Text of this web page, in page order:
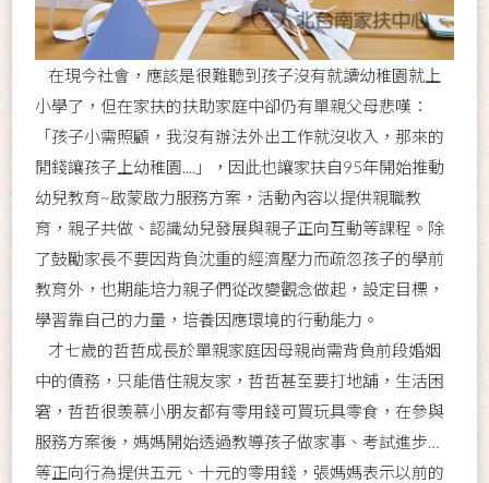
在現今社會，應該是很難聽到孩子沒有就讀幼稚園就上
小學了，但在家扶的扶助家庭中卻仍有單親父母悲嘆：
「孩子小需照顧，我沒有辦法外出工作就沒收入，那來的
閒錢讓孩子上幼稚園....」，因此也讓家扶自95年開始推動
幼兒教育~啟蒙啟力服務方案，活動內容以提供親職教
育，親子共做、認識幼兒發展與親子正向互動等課程。除
了鼓勵家長不要因背負沈重的經濟壓力而疏忽孩子的學前
教育外，也期能培力親子們從改變觀念做起，設定目標，
學習靠自己的力量，培養因應環境的行動能力。
才七歲的哲哲成長於單親家庭因母親尚需背負前段婚姻
中的債務，只能借住親友家，哲哲甚至要打地舖，生活困
窘，哲哲很羡慕小朋友都有零用錢可買玩具零食，在參與
服務方案後，媽媽開始透過教導孩子做家事、考試進步…
等正向行為提供五元、十元的零用錢，張媽媽表示以前的